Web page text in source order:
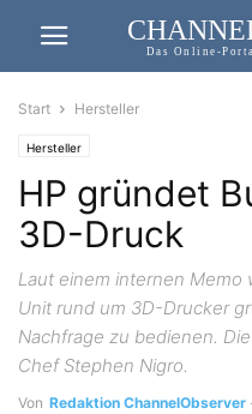
Das Online-
Start Hersteller
Hersteller
HP gründet
3D-Druck
Laut einem internen Memo
Unit rund um 3D-Drucker
Nachfrage zu bedienen.
Chef Stephen Nigro.
Von Redaktion ChannelObserver